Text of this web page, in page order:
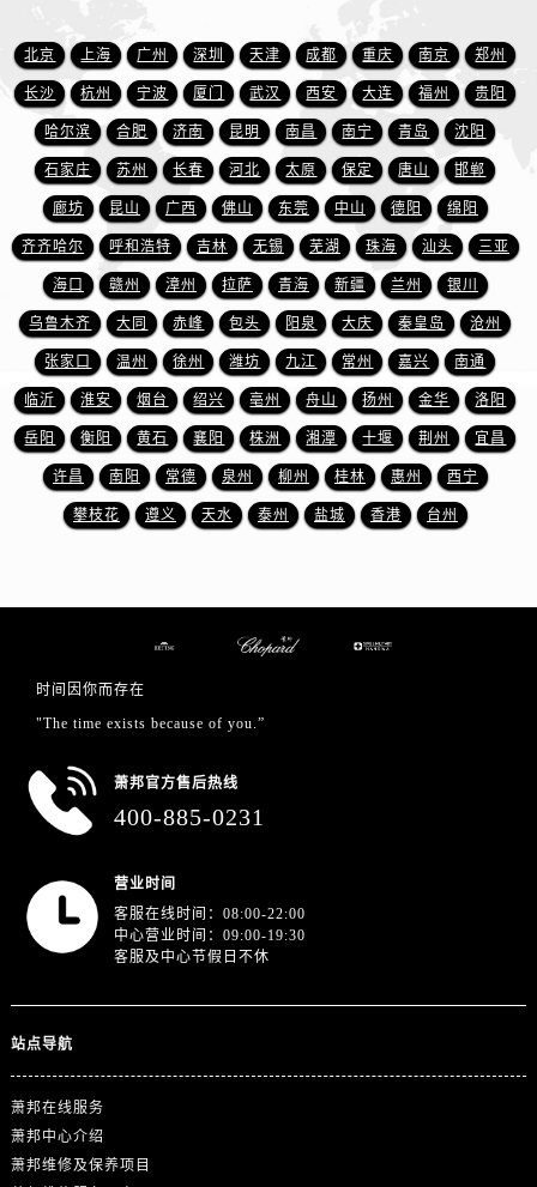
江西省鹰潭市月湖区胜利东路萧邦售后服务中心（需提前预约）
山东省德州市德城区东风中路萧邦售后服务中心（需提前预约）
山东省东营市东营区济南路萧邦售后服务中心（需提前预约）
山东省济南市历下区经十路11111号华润中心写字楼（万象城）15层1508室萧邦售后服务中心（需提前预约）
山东省济宁市任城区太白楼路萧邦售后服务中心（需提前预约）
山东省莱芜市文化南路8号银座商城名表维修一楼名表维修萧邦售后服务中心（需提前预约）
山东省临沂市兰山区解放路萧邦售后服务中心（需提前预约）
山东省日照市东港区烟台路萧邦售后服务中心（需提前预约）
山东省泰安市泰山区财源街道泰山大街萧邦售后服务中心（需提前预约）
山东省威海市环翠区新威海路89号振华商厦一楼名表维修萧邦售后服务中心（需提前预约）
山东省潍坊市奎文区东风东街萧邦售后服务中心（需提前预约）
山东省枣庄市滕州市北辛路与善国路交叉口萧邦售后服务中心（需提前预约）
山东省淄博市张店区金晶大道萧邦售后服务中心（需提前预约）
上海市黄浦区南京东路299号宏伊国际广场写字楼8层806室萧邦售后服务中心（需提前预约）
上海市徐汇区虹桥路3号港汇中心2座37层3705室萧邦售后服务中心（需提前预约）
北京 上海 广州 深圳 天津 成都 重庆 南京 郑州
长沙 杭州 宁波 厦门 武汉 西安 大连 福州 贵阳
哈尔滨 合肥 济南 昆明 南昌 南宁 青岛 沈阳
石家庄 苏州 长春 河北 太原 保定 唐山 邯郸
廊坊 昆山 广西 佛山 东莞 中山 德阳 绵阳
齐齐哈尔 呼和浩特 吉林 无锡 芜湖 珠海 汕头 三亚
海口 赣州 漳州 拉萨 青海 新疆 兰州 银川
乌鲁木齐 大同 赤峰 包头 阳泉 大庆 秦皇岛 沧州
张家口 温州 徐州 潍坊 九江 常州 嘉兴 南通
临沂 淮安 烟台 绍兴 亳州 舟山 扬州 金华 洛阳
岳阳 衡阳 黄石 襄阳 株洲 湘潭 十堰 荆州 宜昌
许昌 南阳 常德 泉州 柳州 桂林 惠州 西宁
攀枝花 遵义 天水 泰州 盐城 香港 台州
时间因你而存在
"The time exists because of you.”
萧邦官方售后热线
400-885-0231
营业时间
客服在线时间：08:00-22:00
中心营业时间：09:00-19:30
客服及中心节假日不休
站点导航
萧邦在线服务
萧邦中心介绍
萧邦维修及保养项目